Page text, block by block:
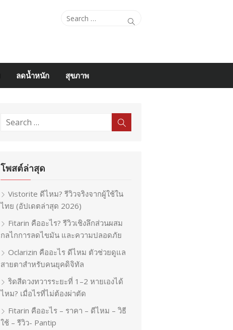
Search
Search
ลดน้ำหนัก สุขภาพ
Search
Search
โพสต์ล่าสุด
Vistorite ดีไหม? รีวิวจริงจากผู้ใช้ใน
ไทย (อัปเดตล่าสุด 2026)
Fitarin คืออะไร? รีวิวเชิงลึกส่วนผสม
กลไกการลดไขมัน และความปลอดภัย
Oclarizin คืออะไร ดีไหม ตัวช่วยดูแล
สายตาสำหรับคนยุคดิจิทัล
ริดสีดวงทวารระยะที่ 1–2 หายเองได้
ไหม? เมื่อไรที่ไม่ต้องผ่าตัด
Fitarin คืออะไร – ราคา – ดีไหม – วิธี
ใช้ – รีวิว- Pantip